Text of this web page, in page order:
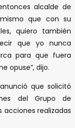
alcalde de
que con su
quiero también
que yo nunca
para que fuera
opuse”, dijo.
que solicitó
del Grupo de
acciones realizadas